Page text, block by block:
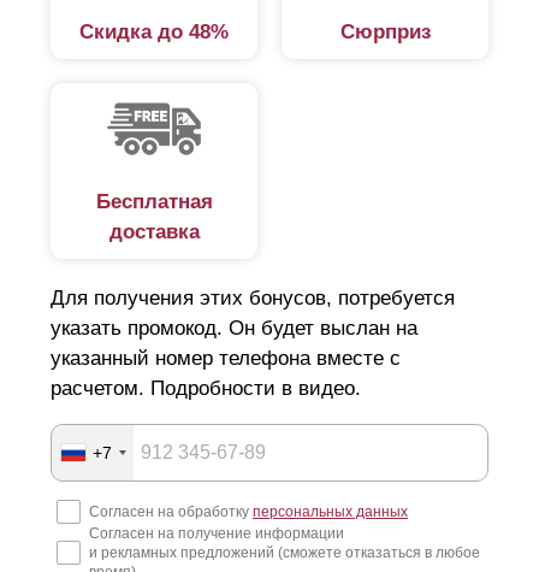
Скидка до 48% Сюрприз
Бесплатная
доставка
Для получения этих бонусов, потребуется
указать промокод. Он будет выслан на
указанный номер телефона вместе с
расчетом. Подробности в видео.
+7
Согласен на обработку персональных данных
Согласен на получение информации
и рекламных предложений (сможете отказаться в любое